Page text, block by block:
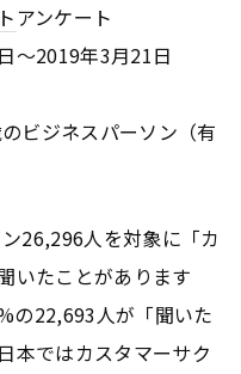
アンケート
～2019年3月21日
ジネスパーソン（有
26,296人を対象に「カ
いたことがあります
の22,693人が「聞いた
本ではカスタマーサク